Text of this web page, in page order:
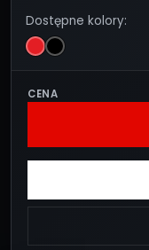
Dostępne kolory:
CENA